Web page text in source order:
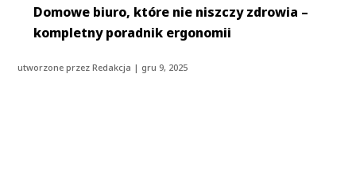
Domowe biuro, które nie niszczy zdrowia –
kompletny poradnik ergonomii
utworzone przezRedakcja | gru 9, 2025